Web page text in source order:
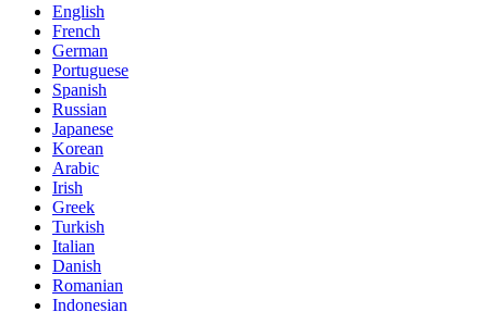
English
French
German
Portuguese
Spanish
Russian
Japanese
Korean
Arabic
Irish
Greek
Turkish
Italian
Danish
Romanian
Indonesian